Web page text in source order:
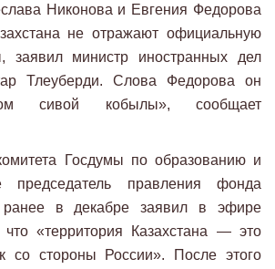
Никонова и Евгения Федорова
не отражают официальную
заявил министр иностранных дел
Тлеуберди. Слова Федорова он
сивой кобылы», сообщает
Госдумы по образованию и
правления фонда
ранее в декабре заявил в эфире
что «территория Казахстана — это
со стороны России». После этого